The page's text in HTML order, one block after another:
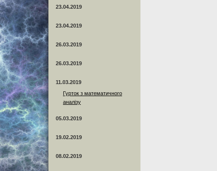
23.04.2019
23.04.2019
26.03.2019
26.03.2019
11.03.2019
Гурток з математичного
аналізу
05.03.2019
19.02.2019
08.02.2019